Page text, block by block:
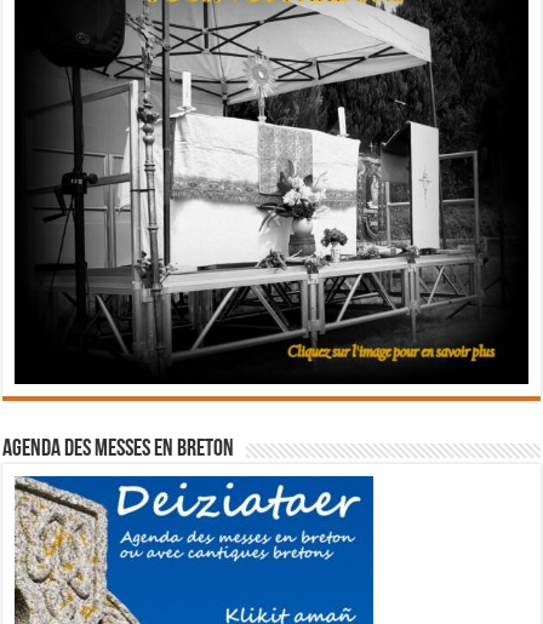
Agenda des messes en breton